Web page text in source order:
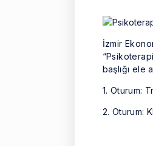
İzmir
başlığı ele
1. Oturum:
2. Oturum: